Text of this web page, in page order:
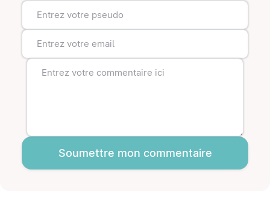
Soumettre mon commentaire